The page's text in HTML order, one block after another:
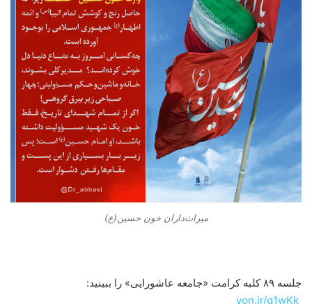
میراث‌داران خون حسین(ع)
جلسه ۸۹ کلبه کرامت «جامعه عاشورایی» را ببینید: